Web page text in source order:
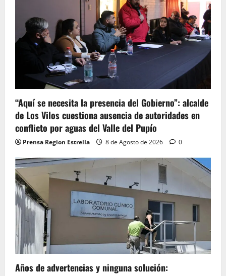
“Aquí se necesita la presencia del Gobierno”: alcalde
de Los Vilos cuestiona ausencia de autoridades en
conflicto por aguas del Valle del Pupío
Prensa Region Estrella 8 de Agosto de 2026 0
Años de advertencias y ninguna solución: